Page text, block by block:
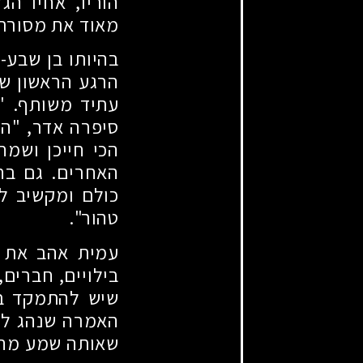
מאוד את
בהיותו בן
הרגע הראשון
עתיד משותף.
סיפרה אדר,
הכי חייכן
האחרים. גם
כולם ומקשיב
טהור".
עמית אהב את
בילויים,
שיש להתמקד
שאותה שמע